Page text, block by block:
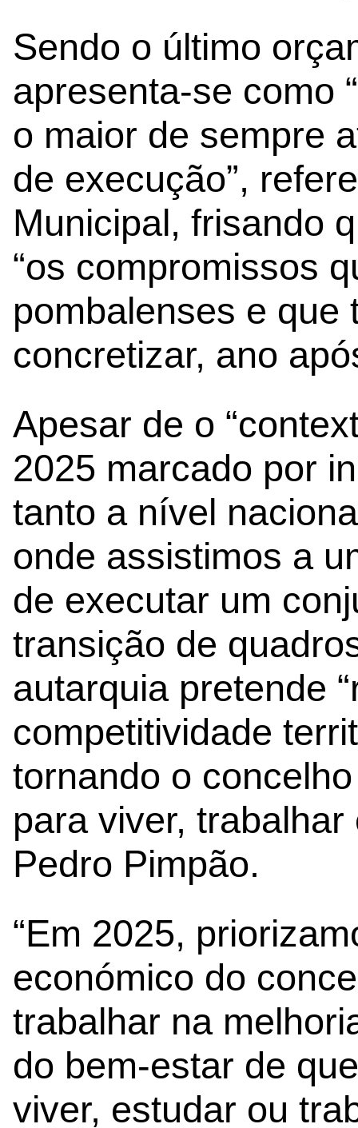
Sendo o último
apresenta-se como
o maior de sempre
de execução”,
Municipal, frisando
“os compromissos
pombalenses e que
concretizar, ano
Apesar de o
2025 marcado por
tanto a nível
onde assistimos a
de executar um
transição de
autarquia pretende
competitividade
tornando o
para viver,
Pedro Pimpão.
“Em 2025,
económico do
trabalhar na
do bem-estar de
viver, estudar ou